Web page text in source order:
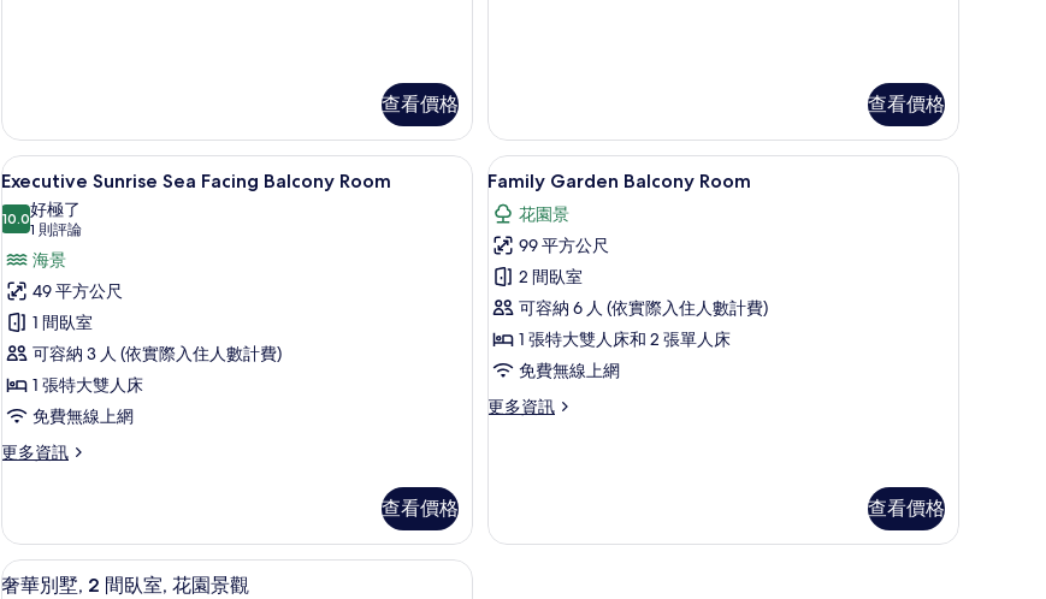
相
片
詳
情
查看價格
有
相
片
的
詳
情
查看價格
保險箱
顯
示
Executive
Sunrise
Sea
Facing
Balcony
Room
的
所
有
片
6
Executive Sunrise Sea Facing Balcony Room
10.010.0 分，滿分 10 分
好極了
1 則評論
(1
則
評
論)
海景
49 平方公尺
1 間臥室
可容納 3 人 (依實際入住人數計費)
1 張特大雙人床
免費無線上網
更多資訊
更
Sea
Facing
Balcony
查看價格
顯
示
Family
Garden
Balcony
Room
的
所
有
Family Garden Balcony Room | 花園景
7
Family Garden Balcony Room
花園景
99 平方公尺
2 間臥室
可容納 6 人 (依實際入住人數計費)
1 張特大雙人床和 2 張單人床
免費無線上網
更多資訊
更
的
查看價格
顯
奢華別墅, 2 間臥室, 花園景觀 | 低過敏寢具、羽絨被、迷你吧、客房內保險箱
5
奢華別墅, 2 間臥室, 花園景觀